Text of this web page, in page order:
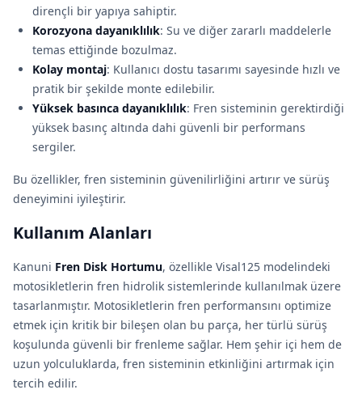
dirençli bir yapıya sahiptir.
Korozyona dayanıklılık: Su ve diğer zararlı maddelerle
temas ettiğinde bozulmaz.
Kolay montaj: Kullanıcı dostu tasarımı sayesinde hızlı ve
pratik bir şekilde monte edilebilir.
Yüksek basınca dayanıklılık: Fren sisteminin gerektirdiği
yüksek basınç altında dahi güvenli bir performans
sergiler.
Bu özellikler, fren sisteminin güvenilirliğini artırır ve sürüş
deneyimini iyileştirir.
Kullanım Alanları
Kanuni Fren Disk Hortumu, özellikle Visal125 modelindeki
motosikletlerin fren hidrolik sistemlerinde kullanılmak üzere
tasarlanmıştır. Motosikletlerin fren performansını optimize
etmek için kritik bir bileşen olan bu parça, her türlü sürüş
koşulunda güvenli bir frenleme sağlar. Hem şehir içi hem de
uzun yolculuklarda, fren sisteminin etkinliğini artırmak için
tercih edilir.